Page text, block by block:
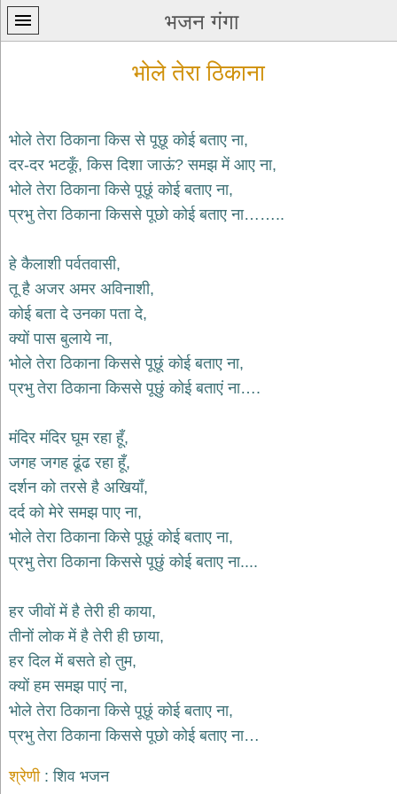
भजन गंगा
प्रथम
पन्ना
home
भजन
krishna
bhajans
शिव
भजन
bhajans
हनुमान
hanuman
bhajans
साईं
भजन
sai
bhajans
जैन
भजन
दुर्गा
भजन
durga
bhajans
गणेश
भजन
ganesh
bhajans
राम
भोले तेरा ठिकाना
भोले तेरा ठिकाना किस से पूछू कोई बताए ना,
दर-दर भटकूँ, किस दिशा जाऊं? समझ में आए ना,
भोले तेरा ठिकाना किसे पूछूं कोई बताए ना,
प्रभु तेरा ठिकाना किससे पूछो कोई बताए ना……..
हे कैलाशी पर्वतवासी,
तू है अजर अमर अविनाशी,
कोई बता दे उनका पता दे,
क्यों पास बुलाये ना,
भोले तेरा ठिकाना किससे पूछूं कोई बताए ना,
प्रभु तेरा ठिकाना किससे पूछुं कोई बताएं ना….
मंदिर मंदिर घूम रहा हूँ,
जगह जगह ढूंढ रहा हूँ,
दर्शन को तरसे है अखियाँ,
दर्द को मेरे समझ पाए ना,
भोले तेरा ठिकाना किसे पूछूं कोई बताए ना,
प्रभु तेरा ठिकाना किससे पूछुं कोई बताए ना....
हर जीवों में है तेरी ही काया,
तीनों लोक में है तेरी ही छाया,
हर दिल में बसते हो तुम,
क्यों हम समझ पाएं ना,
भोले तेरा ठिकाना किसे पूछूं कोई बताए ना,
प्रभु तेरा ठिकाना किससे पूछो कोई बताए ना…
श्रेणी शिव भजन